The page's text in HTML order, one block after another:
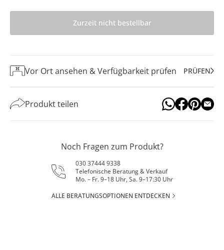
Zurzeit nicht bestellbar
Vor Ort ansehen & Verfügbarkeit prüfen PRÜFEN
Produkt teilen
Noch Fragen zum Produkt?
030 37444 9338
Telefonische Beratung & Verkauf
Mo. – Fr. 9–18 Uhr, Sa. 9–17:30 Uhr
ALLE BERATUNGSOPTIONEN ENTDECKEN